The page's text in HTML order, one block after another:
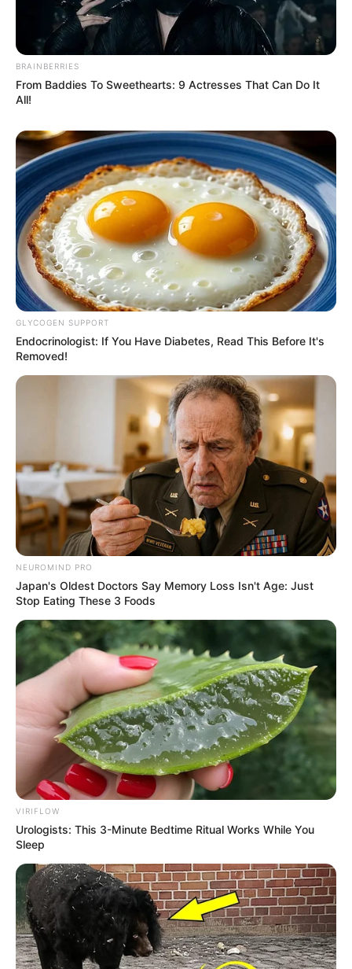
BRAINBERRIES
From Baddies To Sweethearts: 9 Actresses That Can Do It
All!
GLYCOGEN SUPPORT
Endocrinologist: If You Have Diabetes, Read This Before It's
Removed!
NEUROMIND PRO
Japan's Oldest Doctors Say Memory Loss Isn't Age: Just
Stop Eating These 3 Foods
VIRIFLOW
Urologists: This 3-Minute Bedtime Ritual Works While You
Sleep